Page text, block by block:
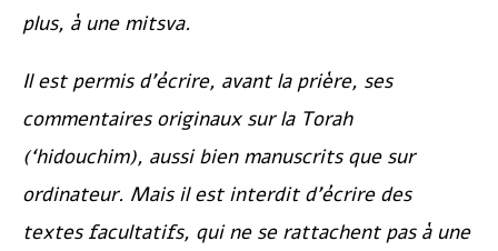
plus, à une mitsva.
Il est permis d’écrire, avant la prière, ses
commentaires originaux sur la Torah
(‘hidouchim), aussi bien manuscrits que sur
ordinateur. Mais il est interdit d’écrire des
textes facultatifs, qui ne se rattachent pas à une